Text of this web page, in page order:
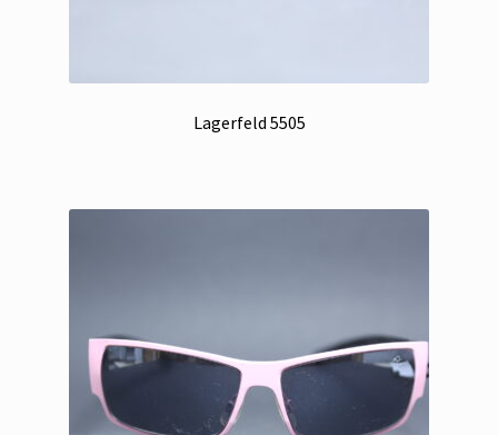
Lagerfeld 5505